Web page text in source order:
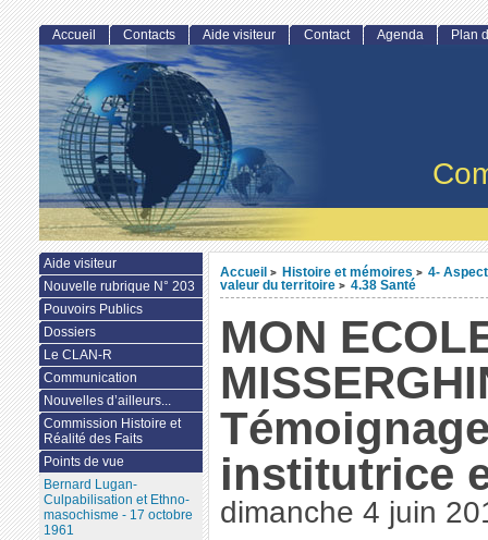
Accueil > Histoire et mémoires > 4-
valeur du territoire > 4.38 Santé
MON
institutrice
dimanche 4 juin
Accueil Contacts Aide visiteur Contact Agenda Plan
Aide visiteur
Nouvelle rubrique N° 203
Pouvoirs Publics
Dossiers
Le CLAN-R
Communication
Nouvelles d’ailleurs...
Commission Histoire et
Réalité des Faits
Points de vue
Bernard Lugan-
Culpabilisation et Ethno-
masochisme - 17 octobre
1961